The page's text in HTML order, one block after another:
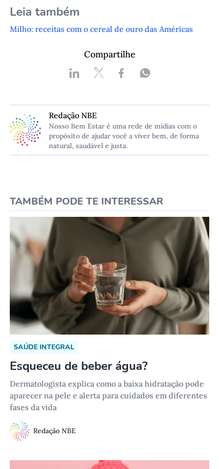
L eia também
Milho: receitas com o cereal de ouro das Américas
Compartilhe
Redação NBE
Nosso Bem Estar é uma rede de mídias com o
propósito de ajudar você a viver bem, de forma
natural, saudável e justa.
TAMBÉM PODE TE INTERESSAR
SAÚDE INTEGRAL
Esqueceu de beber água?
Dermatologista explica como a baixa hidratação pode
aparecer na pele e alerta para cuidados em diferentes
fases da vida
Redação NBE